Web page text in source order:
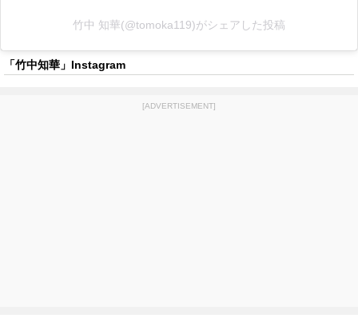
竹中 知華(@tomoka119)がシェアした投稿
「竹中知華」Instagram
[ADVERTISEMENT]